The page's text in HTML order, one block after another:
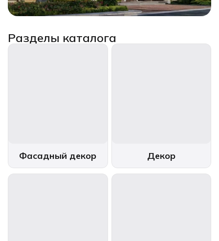
Разделы каталога
Фасадный декор Декор